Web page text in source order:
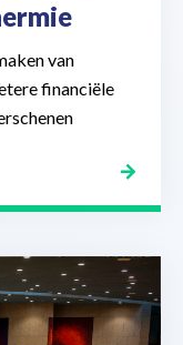
van
financiële